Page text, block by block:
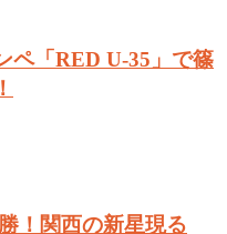
ペ「RED U-35」で篠
！関西の新星現る